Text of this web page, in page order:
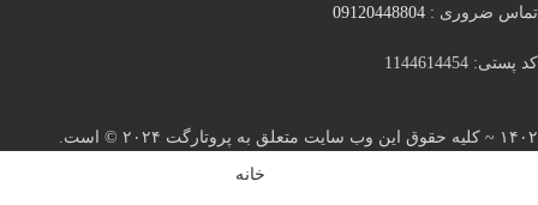
تماس ضروری : 09120448804
کد پستی: 1144614454
۱۴۰۲ ~ کلیه حقوق این وب سایت متعلق به پروتارگت ۲۰۲۴ ©️ است.
خانه